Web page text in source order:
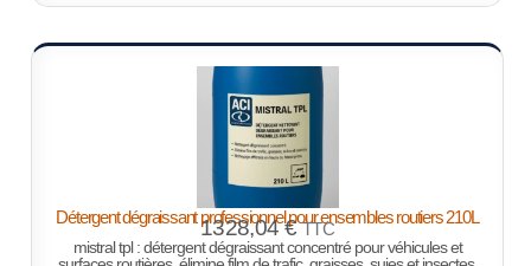
Détergent dégraissant professionnel pour ensembles routiers 210L
1328,04€ TTC
mistral tpl : détergent dégraissant concentré pour véhicules et